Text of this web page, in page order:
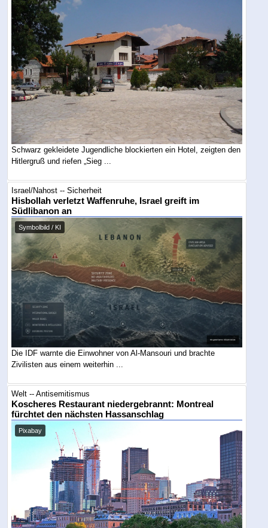
Schwarz gekleidete Jugendliche blockierten ein Hotel, zeigten den
Hitlergruß und riefen „Sieg ...
Israel/Nahost -- Sicherheit
Hisbollah verletzt Waffenruhe, Israel greift im
Südlibanon an
Symbolbild / KI
Die IDF warnte die Einwohner von Al-Mansouri und brachte
Zivilisten aus einem weiterhin ...
Welt -- Antisemitismus
Koscheres Restaurant niedergebrannt: Montreal
fürchtet den nächsten Hassanschlag
Pixabay